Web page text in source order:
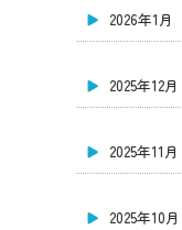
2026年1月
2025年12月
2025年11月
2025年10月